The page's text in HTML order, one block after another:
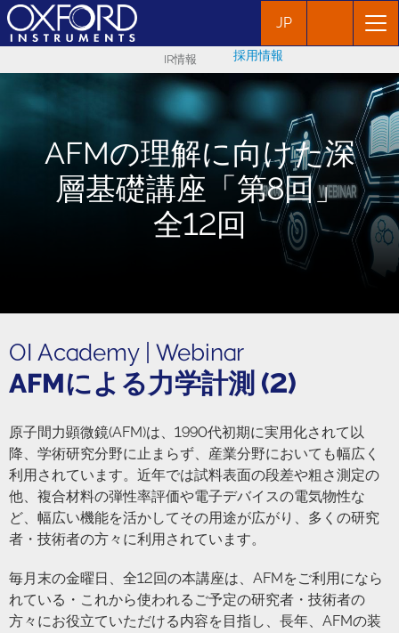
JP
IR情報 採用情報
AFMの理解に向けた深
層基礎講座「第8回」
全12回
OI Academy | Webinar
AFMによる力学計測 (2)
原子間力顕微鏡(AFM)は、1990代初期に実用化されて以
降、学術研究分野に止まらず、産業分野においても幅広く
利用されています。近年では試料表面の段差や粗さ測定の
他、複合材料の弾性率評価や電子デバイスの電気物性な
ど、幅広い機能を活かしてその用途が広がり、多くの研究
者・技術者の方々に利用されています。
毎月末の金曜日、全12回の本講座は、AFMをご利用になら
れている・これから使われるご予定の研究者・技術者の
方々にお役立ていただける内容を目指し、長年、AFMの装